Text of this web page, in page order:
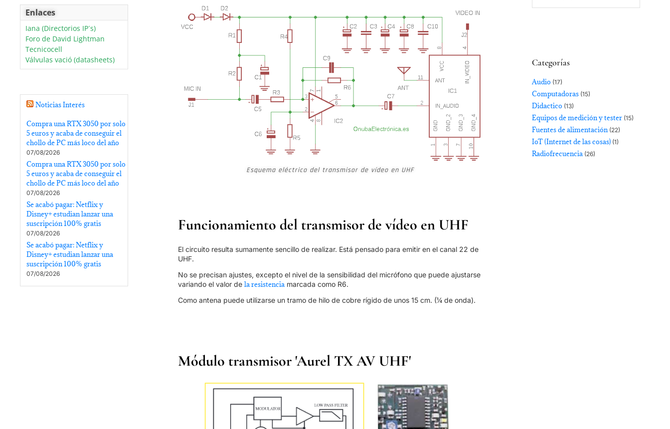
Esquema eléctrico del transmisor de vídeo en UHF
Funcionamiento del transmisor de vídeo en UHF
El circuito resulta sumamente sencillo de realizar. Está pensado para emitir en el canal 22 de
UHF.
No se precisan ajustes, excepto el nivel de la sensibilidad del micrófono que puede ajustarse
variando el valor de la resistencia marcada como R6.
Como antena puede utilizarse un tramo de hilo de cobre rígido de unos 15 cm. (¼ de onda).
Módulo transmisor 'Aurel TX AV UHF'
Enlaces
Iana (Directorios IP´s)
Foro de David Lightman
Tecnicocell
Válvulas vació (datasheets)
Noticias Interés
Compra una RTX 3050 por solo
5 euros y acaba de conseguir el
chollo de PC más loco del año
07/08/2026
Compra una RTX 3050 por solo
5 euros y acaba de conseguir el
chollo de PC más loco del año
07/08/2026
Se acabó pagar: Netflix y
Disney+ estudian lanzar una
suscripción 100% gratis
07/08/2026
Se acabó pagar: Netflix y
Disney+ estudian lanzar una
suscripción 100% gratis
07/08/2026
Categorías
Audio (17)
Computadoras (15)
Didactico (13)
Equipos de medición y tester (15)
Fuentes de alimentación(22)
IoT (Internet de las cosas) (1)
Radiofrecuencia (26)